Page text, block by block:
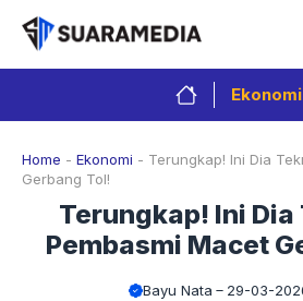
Langsung
isi
Ekonomi
Home - Ekonomi - Terungkap! Ini Dia
Gerbang Tol!
Terungkap! Ini
Pembasmi Macet
Bayu Nata 29-03-